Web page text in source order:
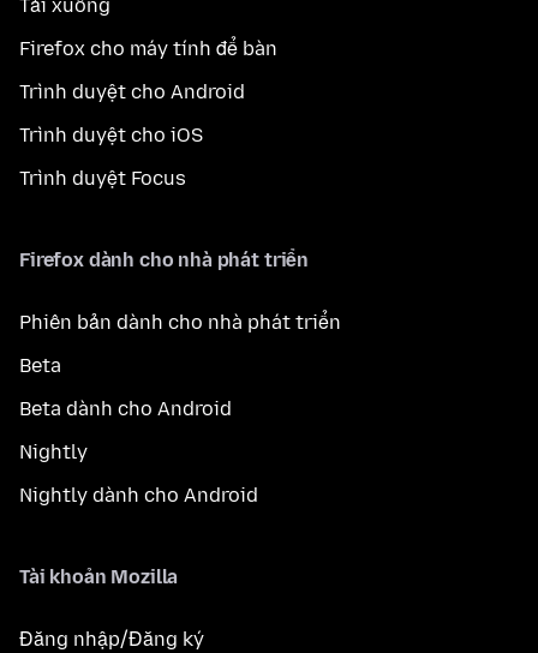
Tải xuống
Firefox cho máy tính để bàn
Trình duyệt cho Android
Trình duyệt cho iOS
Trình duyệt Focus
Firefox dành cho nhà phát triển
Phiên bản dành cho nhà phát triển
Beta
Beta dành cho Android
Nightly
Nightly dành cho Android
Tài khoản Mozilla
Đăng nhập/Đăng ký